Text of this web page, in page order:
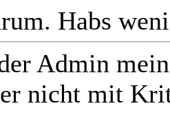
Habs
Admin
nicht mit